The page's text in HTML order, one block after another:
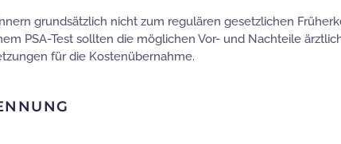
grundsätzlich nicht zum regulären gesetzlichen
PSA-Test sollten die möglichen Vor- und Nachteile
für die Kostenübernahme.